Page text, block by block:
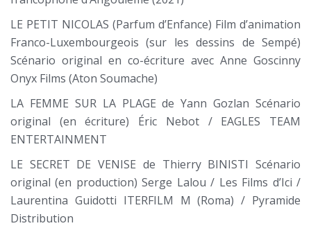
LE PETIT NICOLAS (Parfum d’Enfance) Film d’animation
Franco-Luxembourgeois (sur les dessins de Sempé)
Scénario original en co-écriture avec Anne Goscinny
Onyx Films (Aton Soumache)
LA FEMME SUR LA PLAGE de Yann Gozlan Scénario
original (en écriture) Éric Nebot / EAGLES TEAM
ENTERTAINMENT
LE SECRET DE VENISE de Thierry BINISTI Scénario
original (en production) Serge Lalou / Les Films d’Ici /
Laurentina Guidotti ITERFILM M (Roma) / Pyramide
Distribution